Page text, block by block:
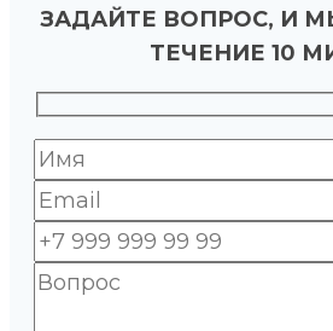
ЗАДАЙТЕ ВОПРОС, И
ТЕЧЕНИЕ 10